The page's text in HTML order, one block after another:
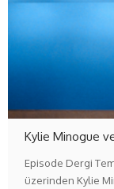
Kylie Minogue
Episode Dergi
üzerinden Kylie